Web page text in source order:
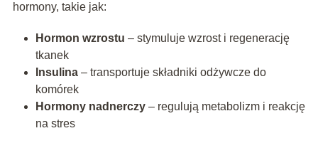
hormony, takie jak:
Hormon wzrostu – stymuluje wzrost i regenerację
tkanek
Insulina– transportuje składniki odżywcze do
komórek
Hormony nadnerczy– regulują metabolizm i reakcję
na stres